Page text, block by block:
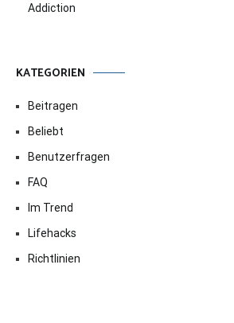
Addiction
KATEGORIEN
Beitragen
Beliebt
Benutzerfragen
FAQ
Im Trend
Lifehacks
Richtlinien